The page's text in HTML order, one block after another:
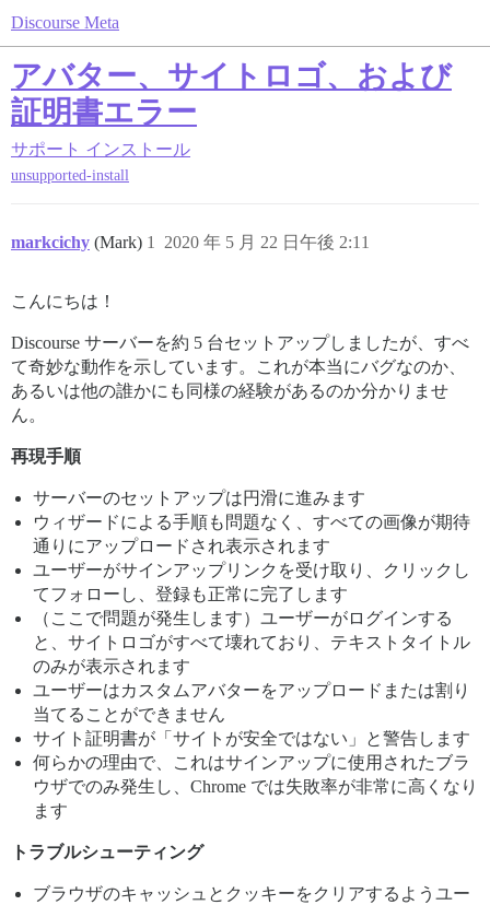
Discourse Meta
アバター、サイトロゴ、および
証明書エラー
サポート インストール
unsupported-install
markcichy (Mark) 2020 年 5 月 22 日午後 2:11
1
こんにちは！
Discourse サーバーを約 5 台セットアップしましたが、すべ
て奇妙な動作を示しています。これが本当にバグなのか、
あるいは他の誰かにも同様の経験があるのか分かりませ
ん。
再現手順
サーバーのセットアップは円滑に進みます
ウィザードによる手順も問題なく、すべての画像が期待
通りにアップロードされ表示されます
ユーザーがサインアップリンクを受け取り、クリックし
てフォローし、登録も正常に完了します
（ここで問題が発生します）ユーザーがログインする
と、サイトロゴがすべて壊れており、テキストタイトル
のみが表示されます
ユーザーはカスタムアバターをアップロードまたは割り
当てることができません
サイト証明書が「サイトが安全ではない」と警告します
何らかの理由で、これはサインアップに使用されたブラ
ウザでのみ発生し、Chrome では失敗率が非常に高くなり
ます
トラブルシューティング
ブラウザのキャッシュとクッキーをクリアするようユー